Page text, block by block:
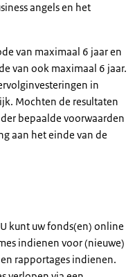
angels en het
van maximaal 6 jaar en
van ook maximaal 6 jaar.
in
Mochten de resultaten
bepaalde voorwaarden
aan het einde van de
kunt uw fonds(en) online
indienen voor (nieuwe)
rapportages indienen.